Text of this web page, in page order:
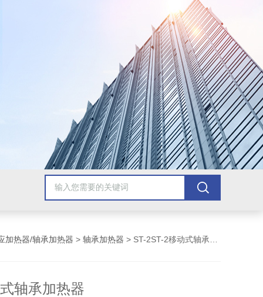
加热器/轴承加热器 > 轴承加热器 > ST-2ST-2移动式轴承加热器
轴承加热器